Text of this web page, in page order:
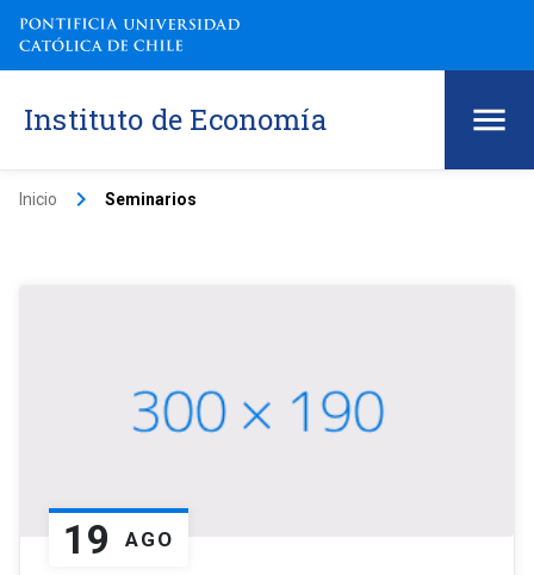
Instituto de Economía
Inicio keyboard_arrow_right Seminarios
19 AGO